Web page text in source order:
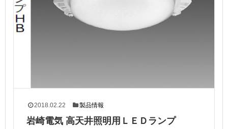
2018.02.22 製品情報
岩崎電気 高天井照明用ＬＥＤランプ